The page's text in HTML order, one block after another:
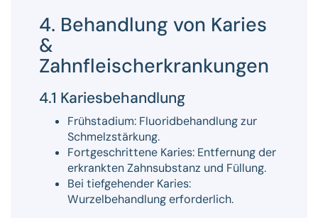
4. Behandlung von Karies
&
Zahnfleischerkrankungen
4.1 Kariesbehandlung
Frühstadium: Fluoridbehandlung zur
Schmelzstärkung.
Fortgeschrittene Karies: Entfernung der
erkrankten Zahnsubstanz und Füllung.
Bei tiefgehender Karies:
Wurzelbehandlung erforderlich.